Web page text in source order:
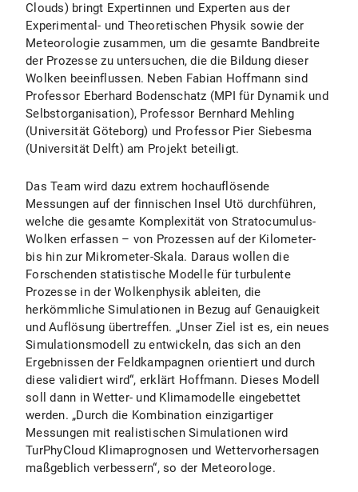
Clouds) bringt Expertinnen und Experten aus der
Experimental- und Theoretischen Physik sowie der
Meteorologie zusammen, um die gesamte Bandbreite
der Prozesse zu untersuchen, die die Bildung dieser
Wolken beeinflussen. Neben Fabian Hoffmann sind
Professor Eberhard Bodenschatz (MPI für Dynamik und
Selbstorganisation), Professor Bernhard Mehling
(Universität Göteborg) und Professor Pier Siebesma
(Universität Delft) am Projekt beteiligt.
Das Team wird dazu extrem hochauflösende
Messungen auf der finnischen Insel Utö durchführen,
welche die gesamte Komplexität von Stratocumulus-
Wolken erfassen – von Prozessen auf der Kilometer-
bis hin zur Mikrometer-Skala. Daraus wollen die
Forschenden statistische Modelle für turbulente
Prozesse in der Wolkenphysik ableiten, die
herkömmliche Simulationen in Bezug auf Genauigkeit
und Auflösung übertreffen. „Unser Ziel ist es, ein neues
Simulationsmodell zu entwickeln, das sich an den
Ergebnissen der Feldkampagnen orientiert und durch
diese validiert wird“, erklärt Hoffmann. Dieses Modell
soll dann in Wetter- und Klimamodelle eingebettet
werden. „Durch die Kombination einzigartiger
Messungen mit realistischen Simulationen wird
TurPhyCloud Klimaprognosen und Wettervorhersagen
maßgeblich verbessern“, so der Meteorologe.